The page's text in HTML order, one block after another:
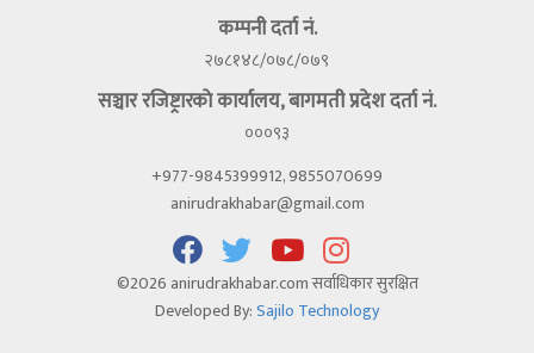
कम्पनी दर्ता नं.
२७८१४८/०७८/०७९
सञ्चार रजिष्ट्रारकाे कार्यालय, बागमती प्रदेश दर्ता नं.
०००९३
+977-9845399912, 9855070699
anirudrakhabar@gmail.com
©2026 anirudrakhabar.com सर्वाधिकार सुरक्षित
Developed By:Sajilo Technology